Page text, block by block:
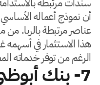
أن نموذج أعماله
عناصر مرتبطة بالربا. من
هذا الاستثمار في أسهمه
الرغم من توفر خدماته